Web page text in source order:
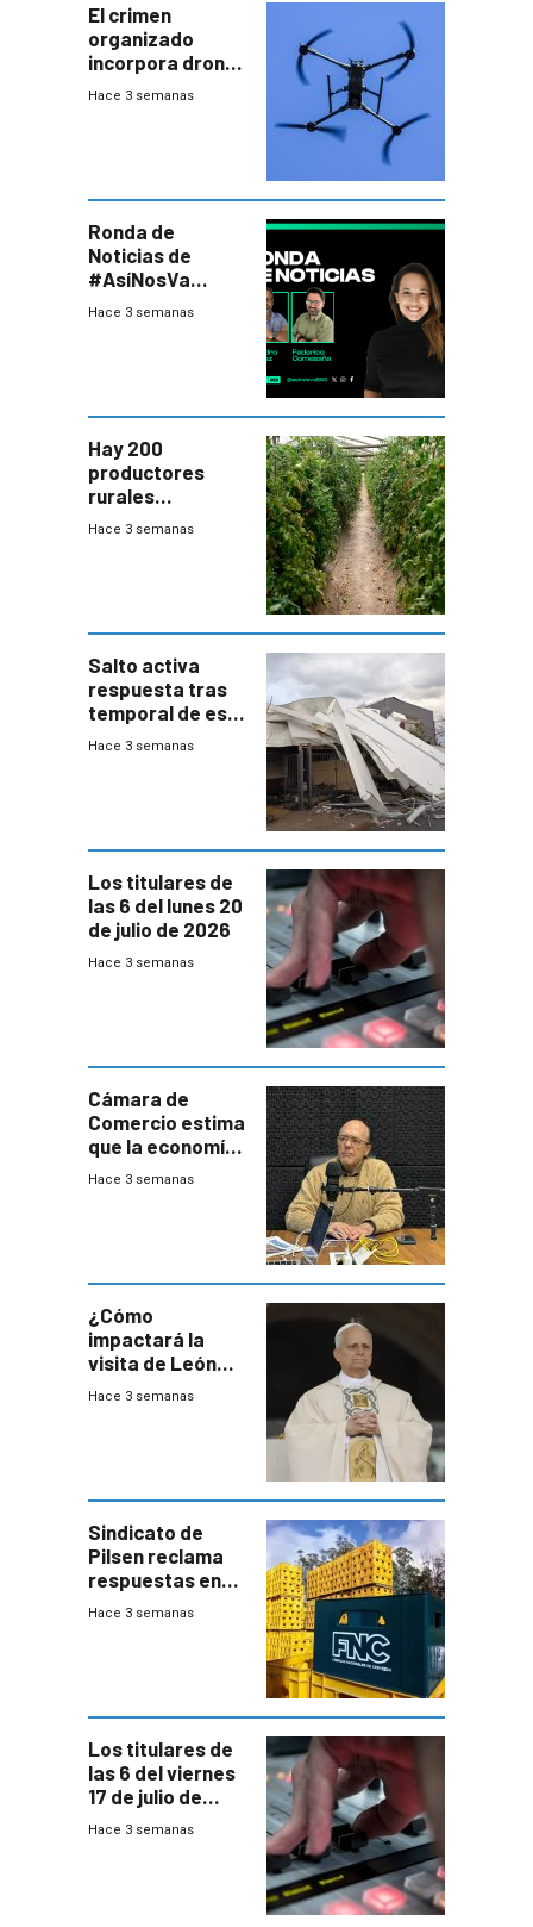
El crimen
organizado
incorpora drones
y abre un nuevo
Hace 3 semanas
Ronda de
Noticias de
#AsíNosVa
(20/7/26)
Hace 3 semanas
Hay 200
productores
rurales
afectados tras
Hace 3 semanas
Salto activa
respuesta tras
temporal de este
sábado con
Hace 3 semanas
Los titulares de
las 6 del lunes 20
de julio de 2026
Hace 3 semanas
Cámara de
Comercio estima
que la economía
crecerá 1,6%
Hace 3 semanas
¿Cómo
impactará la
visita de León
XIV a Uruguay?
Hace 3 semanas
Sindicato de
Pilsen reclama
respuestas en
medio de
Hace 3 semanas
Los titulares de
las 6 del viernes
17 de julio de
2026
Hace 3 semanas